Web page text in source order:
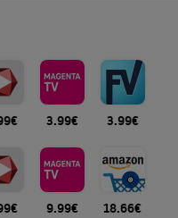
3.99€ 3.99€
9.99€ 18.66€